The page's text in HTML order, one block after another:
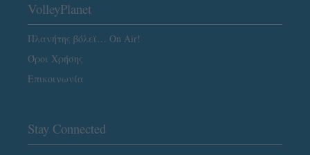
VolleyPlanet
Πλανήτης βόλεϊ… On Air!
Όροι Χρήσης
Επικοινωνία
Stay Connected